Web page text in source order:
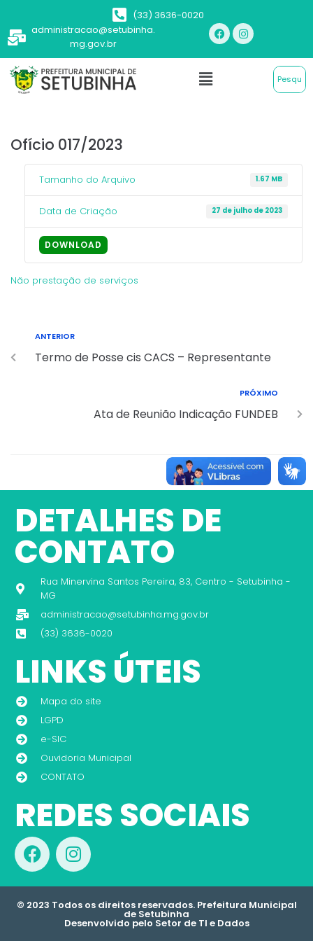
(33) 3636-0020
administracao@setubinha.
mg.gov.br
Ofício 017/2023
Tamanho do Arquivo 1.67 MB
Data de Criação 27 de julho de 2023
DOWNLOAD
Não prestação de serviços
ANTERIOR
Termo de Posse cis CACS – Representante
PRÓXIMO
Ata de Reunião Indicação FUNDEB
DETALHES DE
CONTATO
Rua Minervina Santos Pereira, 83, Centro - Setubinha -
MG
administracao@setubinha.mg.gov.br
(33) 3636-0020
LINKS ÚTEIS
Mapa do site
LGPD
e-SIC
Ouvidoria Municipal
CONTATO
REDES SOCIAIS
© 2023 Todos os direitos reservados. Prefeitura Municipal
de Setubinha
Desenvolvido pelo Setor de TI e Dados